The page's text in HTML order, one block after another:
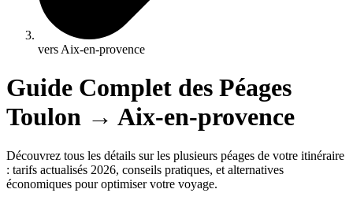
vers Aix-en-provence
Guide Complet des Péages
Toulon → Aix-en-provence
Découvrez tous les détails sur les plusieurs péages de votre itinéraire
: tarifs actualisés 2026, conseils pratiques, et alternatives
économiques pour optimiser votre voyage.